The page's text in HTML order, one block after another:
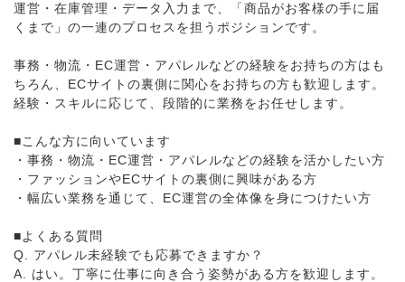
運営・在庫管理・データ入力まで、「商品がお客様の手に届
くまで」の一連のプロセスを担うポジションです。
事務・物流・EC運営・アパレルなどの経験をお持ちの方はも
ちろん、ECサイトの裏側に関心をお持ちの方も歓迎します。
経験・スキルに応じて、段階的に業務をお任せします。
■こんな方に向いています
・事務・物流・EC運営・アパレルなどの経験を活かしたい方
・ファッションやECサイトの裏側に興味がある方
・幅広い業務を通じて、EC運営の全体像を身につけたい方
■よくある質問
Q. アパレル未経験でも応募できますか？
A. はい。丁寧に仕事に向き合う姿勢がある方を歓迎します。